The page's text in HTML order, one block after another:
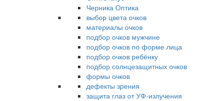
Черника Оптика
выбор цвета очков
материалы очков
подбор очков мужчине
подбор очков по форме лица
подбор очков ребёнку
подбор солнцезащитных очков
формы очков
дефекты зрения
защита глаз от УФ-излучения